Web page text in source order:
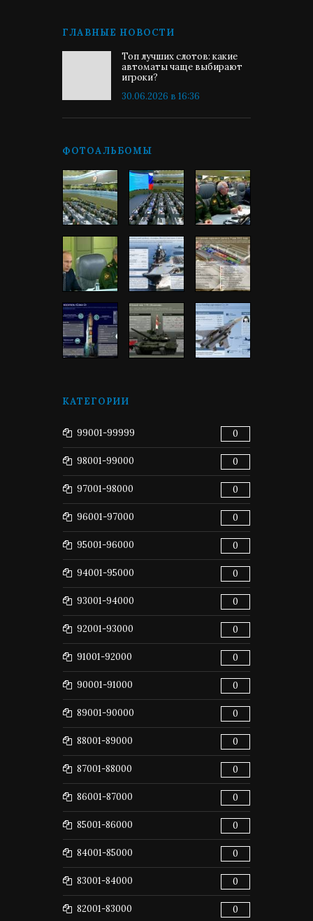
ГЛАВНЫЕ НОВОСТИ
Топ лучших слотов: какие
автоматы чаще выбирают
игроки?
30.06.2026 в 16:36
ФОТОАЛЬБОМЫ
КАТЕГОРИИ
99001-99999 0
98001-99000 0
97001-98000 0
96001-97000 0
95001-96000 0
94001-95000 0
93001-94000 0
92001-93000 0
91001-92000 0
90001-91000 0
89001-90000 0
88001-89000 0
87001-88000 0
86001-87000 0
85001-86000 0
84001-85000 0
83001-84000 0
82001-83000 0